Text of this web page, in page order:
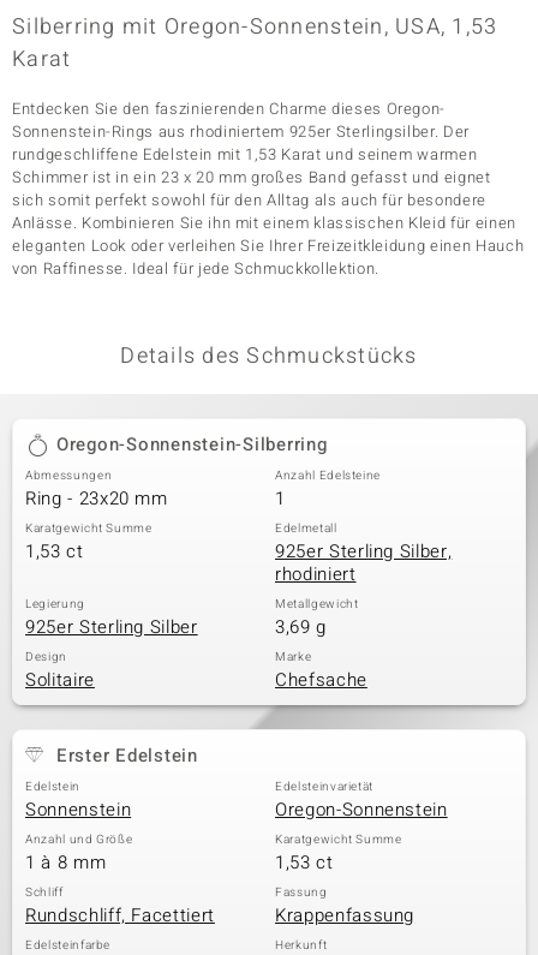
Silberring mit Oregon-Sonnenstein, USA, 1,53
Karat
Entdecken Sie den faszinierenden Charme dieses Oregon-
Sonnenstein-Rings aus rhodiniertem 925er Sterlingsilber. Der
rundgeschliffene Edelstein mit 1,53 Karat und seinem warmen
Schimmer ist in ein 23 x 20 mm großes Band gefasst und eignet
sich somit perfekt sowohl für den Alltag als auch für besondere
Anlässe. Kombinieren Sie ihn mit einem klassischen Kleid für einen
eleganten Look oder verleihen Sie Ihrer Freizeitkleidung einen Hauch
von Raffinesse. Ideal für jede Schmuckkollektion.
Details des Schmuckstücks
Oregon-Sonnenstein-Silberring
Abmessungen
Ring - 23x20 mm
Anzahl Edelsteine
1
Karatgewicht Summe
1,53 ct
Edelmetall
925er Sterling Silber,
rhodiniert
Legierung
925er Sterling Silber
Metallgewicht
3,69 g
Design
Solitaire
Marke
Chefsache
Erster Edelstein
Edelstein
Sonnenstein
Edelsteinvarietät
Oregon-Sonnenstein
Anzahl und Größe
1 à 8 mm
Karatgewicht Summe
1,53 ct
Schliff
Rundschliff, Facettiert
Fassung
Krappenfassung
Edelsteinfarbe Herkunft